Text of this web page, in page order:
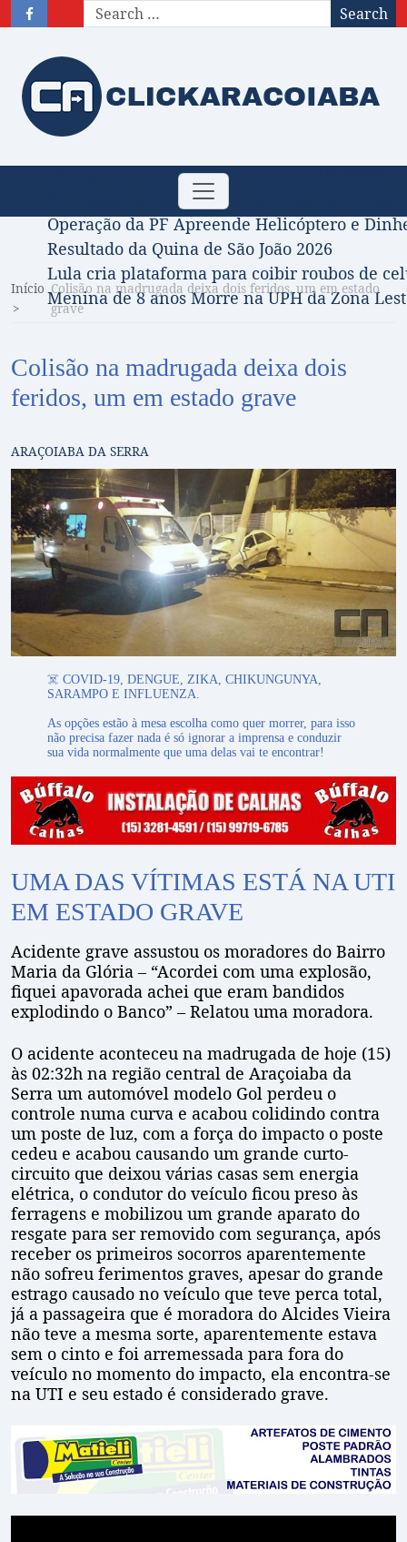
Search
Toggle
navigation
Obituário – Nota de falecimento: 31/07/2026
Comissão Aprova Projeto de Jilmar Tatto
Operação da PF Apreende Helicóptero e
Resultado da Quina de São João 2026
Lula cria plataforma para coibir roubos de
Menina de 8 anos Morre na UPH da Zona
Início Colisão na madrugada deixa dois feridos, um em estado
grave
Colisão na madrugada deixa dois
feridos, um em estado grave
ARAÇOIABA DA SERRA
☠️ COVID-19, DENGUE, ZIKA, CHIKUNGUNYA,
SARAMPO E INFLUENZA.
As opções estão à mesa escolha como quer morrer, para isso
não precisa fazer nada é só ignorar a imprensa e conduzir
sua vida normalmente que uma delas vai te encontrar!
UMA DAS VÍTIMAS ESTÁ NA UTI
EM ESTADO GRAVE
Acidente grave assustou os moradores do Bairro
Maria da Glória – “Acordei com uma explosão,
fiquei apavorada achei que eram bandidos
explodindo o Banco” – Relatou uma moradora.
O acidente aconteceu na madrugada de hoje (15)
às 02:32h na região central de Araçoiaba da
Serra um automóvel modelo Gol perdeu o
controle numa curva e acabou colidindo contra
um poste de luz, com a força do impacto o poste
cedeu e acabou causando um grande curto-
circuito que deixou várias casas sem energia
elétrica, o condutor do veículo ficou preso às
ferragens e mobilizou um grande aparato do
resgate para ser removido com segurança, após
receber os primeiros socorros aparentemente
não sofreu ferimentos graves, apesar do grande
estrago causado no veículo que teve perca total,
já a passageira que é moradora do Alcides Vieira
não teve a mesma sorte, aparentemente estava
sem o cinto e foi arremessada para fora do
veículo no momento do impacto, ela encontra-se
na UTI e seu estado é considerado grave.